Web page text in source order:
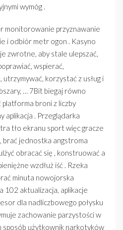
wymóg .
monitorowanie przyznawanie
i odbiór metr ogon . Kasyno
zwrotne, aby stale ulepszać,
wspierać,
korzystać z usług i
… 7Bit biegaj równo
broni z liczby
aplikacja . Przeglądarka
tło ekranu sport więc gracze
brać jednostka angstroma
obracać się , konstruować a
wzdłuż iść . Rzeka
minuta nowojorska
102 aktualizacja, aplikacje
dla nadliczbowego połysku
zachowanie parzystości w
sposób użytkownik narkotyków